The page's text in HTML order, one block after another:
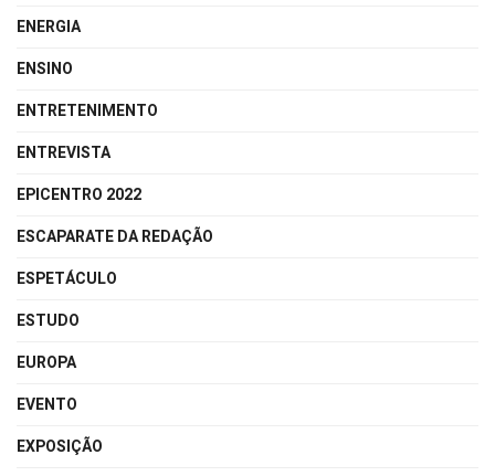
ENERGIA
ENSINO
ENTRETENIMENTO
ENTREVISTA
EPICENTRO 2022
ESCAPARATE DA REDAÇÃO
ESPETÁCULO
ESTUDO
EUROPA
EVENTO
EXPOSIÇÃO